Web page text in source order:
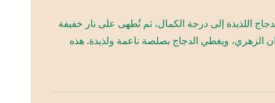
اللذيذة إلى درجة الكمال، ثم تُطهى على نار خفيفة
الزهري، ويغطي الدجاج بصلصة ناعمة ولذيذة. هذه